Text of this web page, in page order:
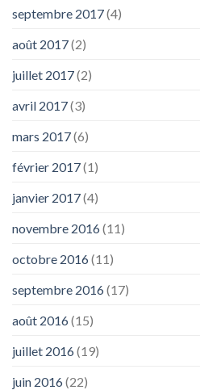
septembre 2017(4)
août 2017(2)
juillet 2017(2)
avril 2017(3)
mars 2017(6)
février 2017(1)
janvier 2017(4)
novembre 2016(11)
octobre 2016(11)
septembre 2016(17)
août 2016(15)
juillet 2016(19)
juin 2016(22)